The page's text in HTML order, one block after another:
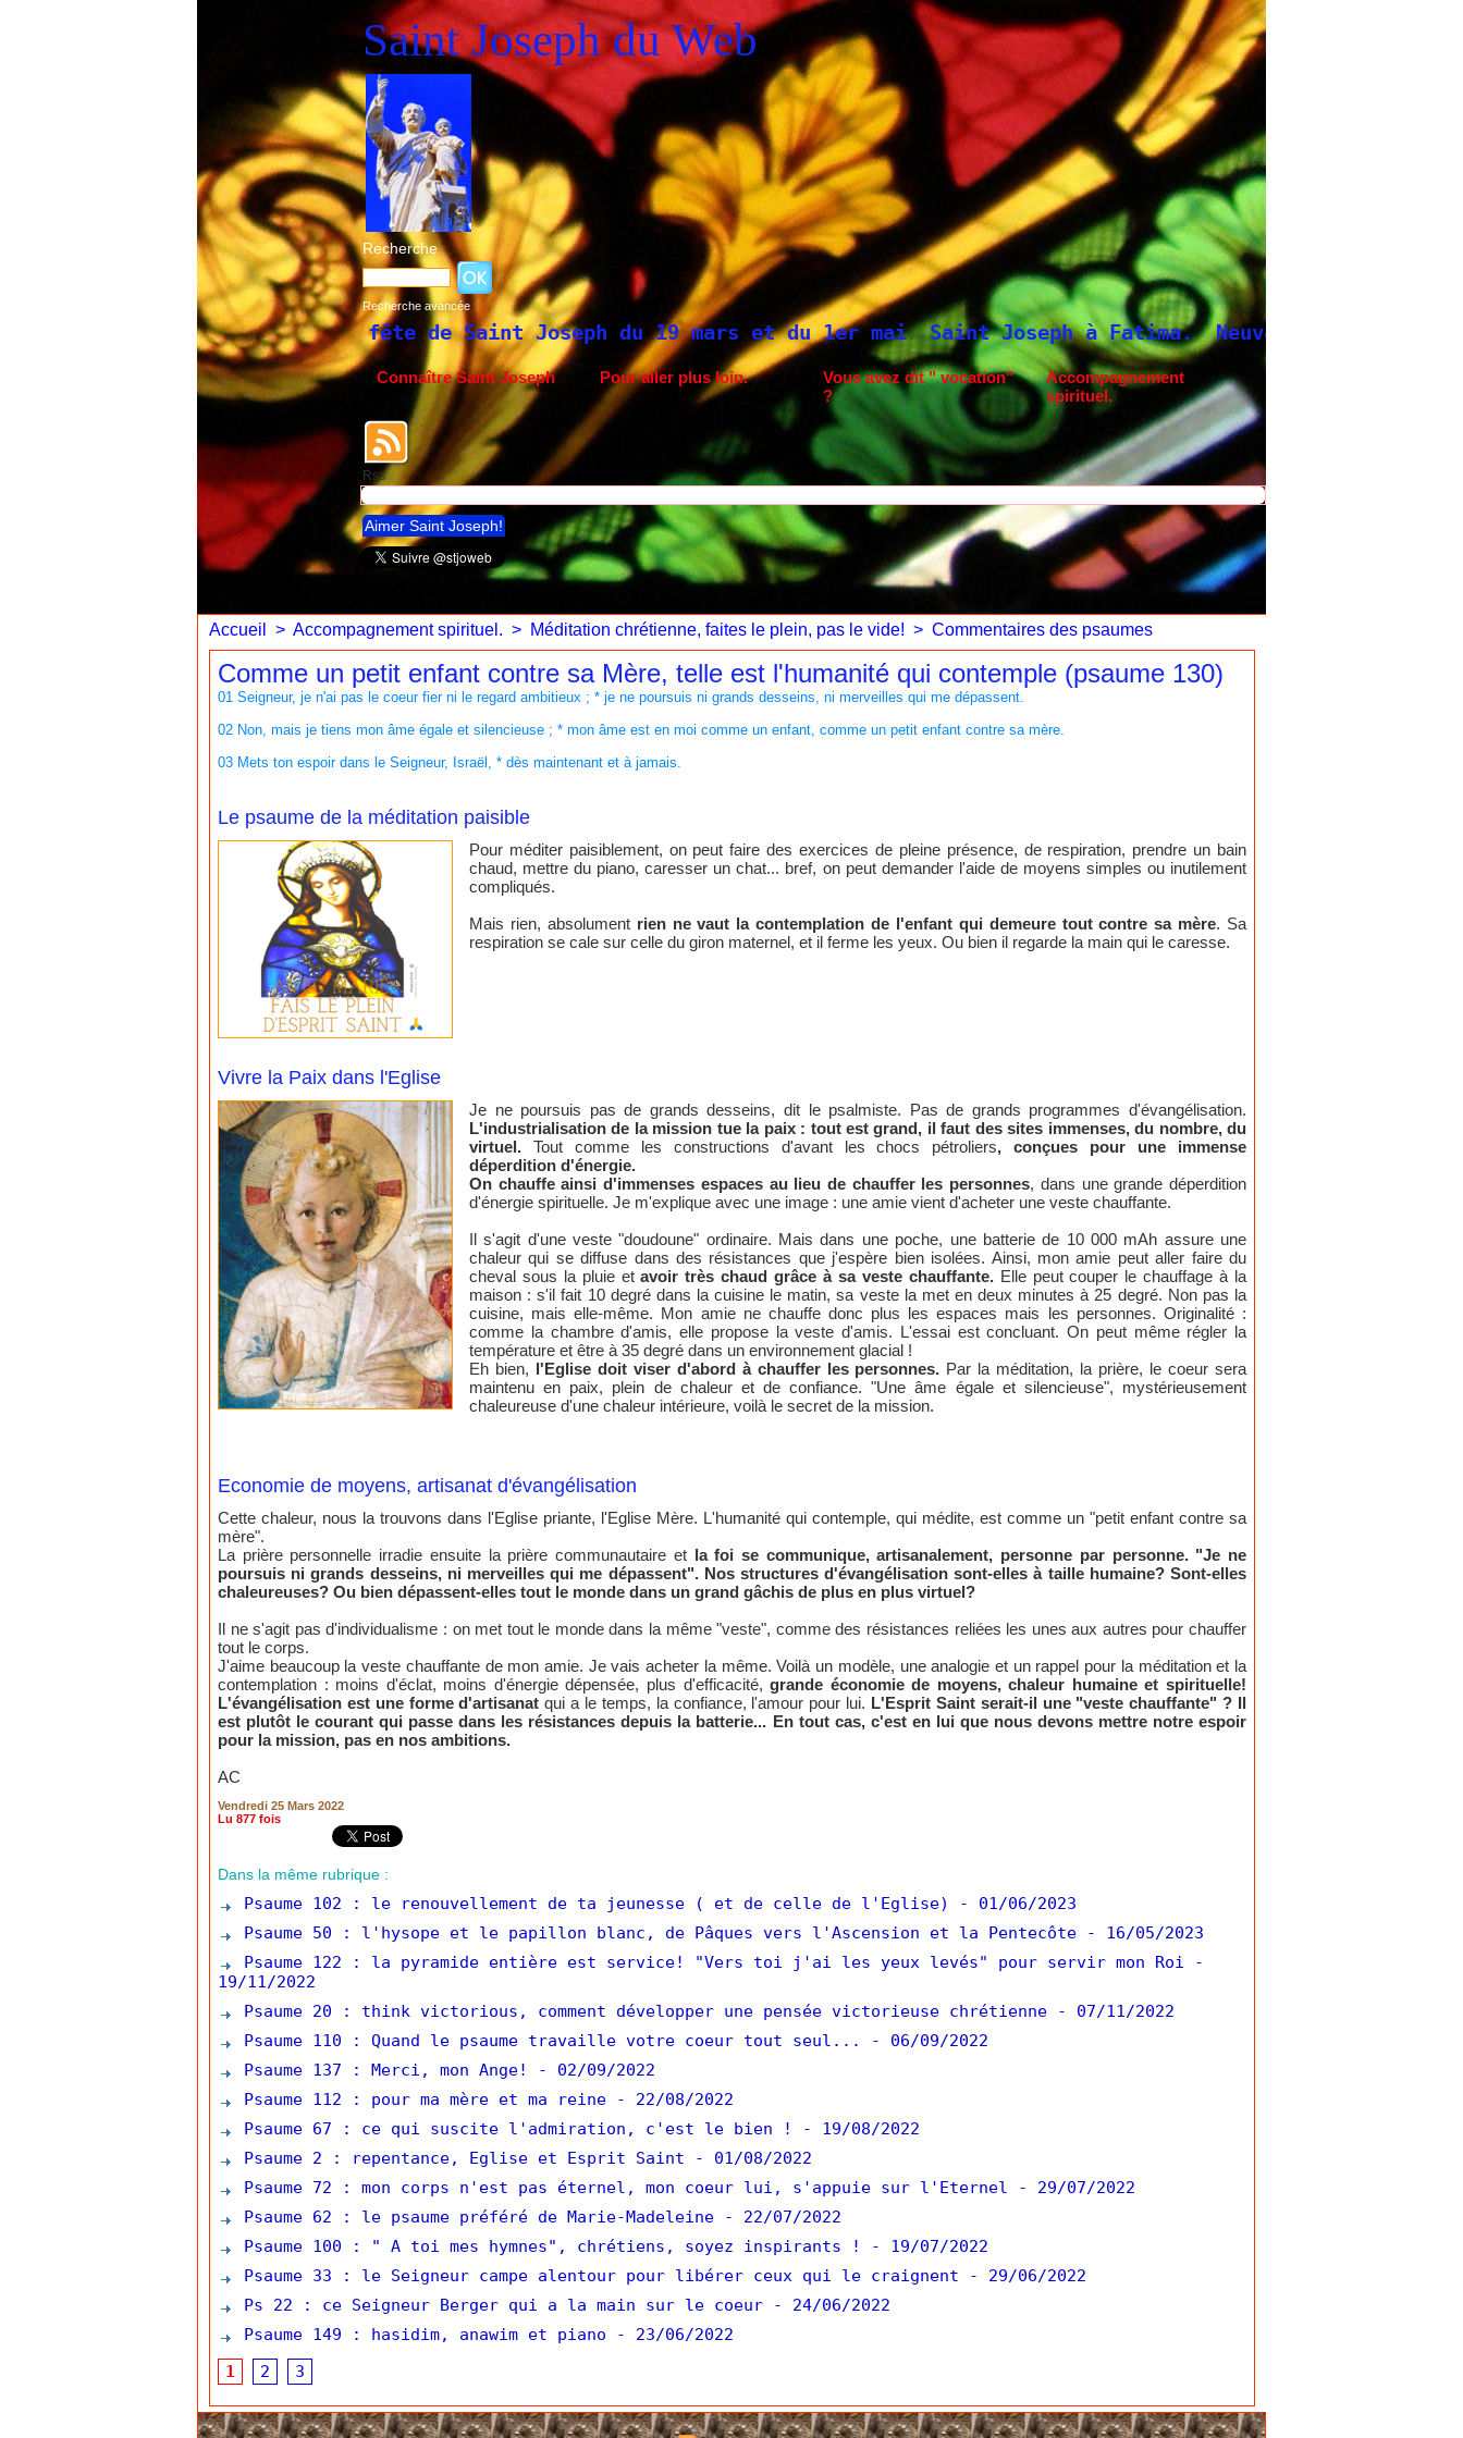
Saint Joseph du Web
Recherche
Recherche avancée
Historique de la fête de Saint Joseph du 19 mars et du 1er mai Saint Joseph à Fatima. Neuvaine à Saint Joseph
Connaître Saint Joseph Pour aller plus loin.
Vous avez dit " vocation"
?
Accompagnement
spirituel.
Rss
Aimer Saint Joseph!
Accueil > Accompagnement spirituel. > Méditation chrétienne, faites le plein, pas le vide! > Commentaires des psaumes
Comme un petit enfant contre sa Mère, telle est l'humanité qui contemple (psaume 130)
01 Seigneur, je n'ai pas le coeur fier ni le regard ambitieux ; * je ne poursuis ni grands desseins, ni merveilles qui me dépassent.
02 Non, mais je tiens mon âme égale et silencieuse ; * mon âme est en moi comme un enfant, comme un petit enfant contre sa mère.
03 Mets ton espoir dans le Seigneur, Israël, * dès maintenant et à jamais.
Le psaume de la méditation paisible
Pour méditer paisiblement, on peut faire des exercices de pleine présence, de respiration, prendre un bain
chaud, mettre du piano, caresser un chat... bref, on peut demander l'aide de moyens simples ou inutilement
compliqués.
Mais rien, absolumentrien ne vaut la contemplation de l'enfant qui demeure tout contre sa mère. Sa
respiration se cale sur celle du giron maternel, et il ferme les yeux. Ou bien il regarde la main qui le caresse.
Vivre la Paix dans l'Eglise
Je ne poursuis pas de grands desseins, dit le psalmiste. Pas de grands programmes d'évangélisation.
L'industrialisation de la mission tue la paix : tout est grand, il faut des sites immenses, du nombre, du
virtuel. Tout comme les constructions d'avant les chocs pétroliers, conçues pour une immense
déperdition d'énergie.
On chauffe ainsi d'immenses espaces au lieu de chauffer les personnes, dans une grande déperdition
d'énergie spirituelle. Je m'explique avec une image : une amie vient d'acheter une veste chauffante.
Il s'agit d'une veste "doudoune" ordinaire. Mais dans une poche, une batterie de 10 000 mAh assure une
chaleur qui se diffuse dans des résistances que j'espère bien isolées. Ainsi, mon amie peut aller faire du
cheval sous la pluie etavoir très chaud grâce à sa veste chauffante. Elle peut couper le chauffage à la
maison : s'il fait 10 degré dans la cuisine le matin, sa veste la met en deux minutes à 25 degré. Non pas la
cuisine, mais elle-même. Mon amie ne chauffe donc plus les espaces mais les personnes. Originalité :
comme la chambre d'amis, elle propose la veste d'amis. L'essai est concluant. On peut même régler la
température et être à 35 degré dans un environnement glacial !
Eh bien, l'Eglise doit viser d'abord à chauffer les personnes. Par la méditation, la prière, le coeur sera
maintenu en paix, plein de chaleur et de confiance. "Une âme égale et silencieuse", mystérieusement
chaleureuse d'une chaleur intérieure, voilà le secret de la mission.
Economie de moyens, artisanat d'évangélisation
Cette chaleur, nous la trouvons dans l'Eglise priante, l'Eglise Mère. L'humanité qui contemple, qui médite, est comme un "petit enfant contre sa
mère".
La prière personnelle irradie ensuite la prière communautaire etla foi se communique, artisanalement, personne par personne. "Je ne
poursuis ni grands desseins, ni merveilles qui me dépassent". Nos structures d'évangélisation sont-elles à taille humaine? Sont-elles
chaleureuses? Ou bien dépassent-elles tout le monde dans un grand gâchis de plus en plus virtuel?
Il ne s'agit pas d'individualisme : on met tout le monde dans la même "veste", comme des résistances reliées les unes aux autres pour chauffer
tout le corps.
J'aime beaucoup la veste chauffante de mon amie. Je vais acheter la même. Voilà un modèle, une analogie et un rappel pour la méditation et la
contemplation : moins d'éclat, moins d'énergie dépensée, plus d'efficacité, grande économie de moyens, chaleur humaine et spirituelle!
L'évangélisation est une forme d'artisanatqui a le temps, la confiance, l'amour pour lui. L'Esprit Saint serait-il une "veste chauffante" ? Il
est plutôt le courant qui passe dans les résistances depuis la batterie... En tout cas, c'est en lui que nous devons mettre notre espoir
pour la mission, pas en nos ambitions.
AC
Vendredi 25 Mars 2022
Lu 877 fois
Dans la même rubrique :
Psaume 102 : le renouvellement de ta jeunesse ( et de celle de l'Eglise)
- 01/06/2023
Psaume 50 : l'hysope et le papillon blanc, de Pâques vers l'Ascension et la Pentecôte
- 16/05/2023
Psaume 122 : la pyramide entière est service! "Vers toi j'ai les yeux levés" pour servir mon Roi
-
19/11/2022
Psaume 20 : think victorious, comment développer une pensée victorieuse chrétienne
- 07/11/2022
Psaume 110 : Quand le psaume travaille votre coeur tout seul...
- 06/09/2022
Psaume 137 : Merci, mon Ange!
- 02/09/2022
Psaume 112 : pour ma mère et ma reine
- 22/08/2022
Psaume 67 : ce qui suscite l'admiration, c'est le bien !
- 19/08/2022
Psaume 2 : repentance, Eglise et Esprit Saint
- 01/08/2022
Psaume 72 : mon corps n'est pas éternel, mon coeur lui, s'appuie sur l'Eternel
- 29/07/2022
Psaume 62 : le psaume préféré de Marie-Madeleine
- 22/07/2022
Psaume 100 : " A toi mes hymnes", chrétiens, soyez inspirants !
- 19/07/2022
Psaume 33 : le Seigneur campe alentour pour libérer ceux qui le craignent
- 29/06/2022
Ps 22 : ce Seigneur Berger qui a la main sur le coeur
- 24/06/2022
Psaume 149 : hasidim, anawim et piano
- 23/06/2022
1
2 3